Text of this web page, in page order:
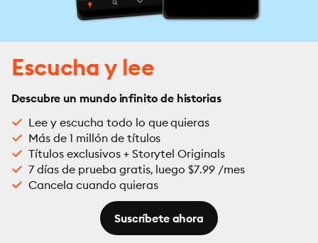
Escucha y lee
Descubre un mundo infinito de historias
Lee y escucha todo lo que quieras
Más de 1 millón de títulos
Títulos exclusivos + Storytel Originals
7 días de prueba gratis, luego $7.99 /mes
Cancela cuando quieras
Suscríbete ahora